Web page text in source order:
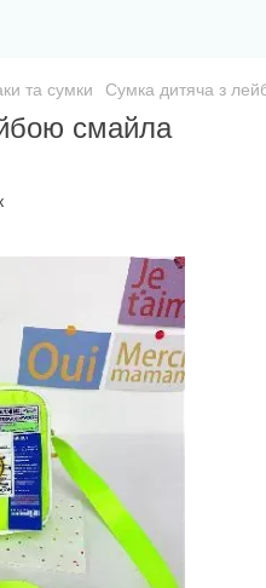
та сумки Сумка дитяча з
смайла